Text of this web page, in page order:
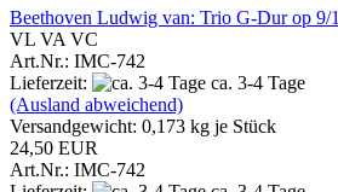
Beethoven Ludwig van: Trio G-Dur op 9/1
VL VA VC
Art.Nr.: IMC-742
Lieferzeit:
ca. 3-4 Tage
(Ausland abweichend)
Versandgewicht: 0,173 kg je Stück
24,50 EUR
Art.Nr.: IMC-742